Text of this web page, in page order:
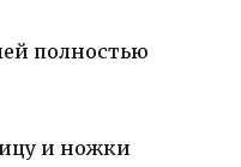
полностью
и ножки